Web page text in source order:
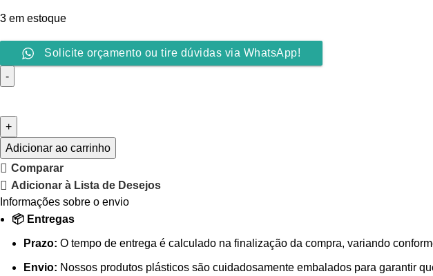
3 em estoque
Solicite orçamento ou tire dúvidas via WhatsApp!
Adicionar ao carrinho
Comparar
Adicionar à Lista de Desejos
Informações sobre o envio
📦 Entregas
Prazo: O tempo de entrega é calculado na finalização da compra, variando
Envio: Nossos produtos plásticos são cuidadosamente embalados para garantir